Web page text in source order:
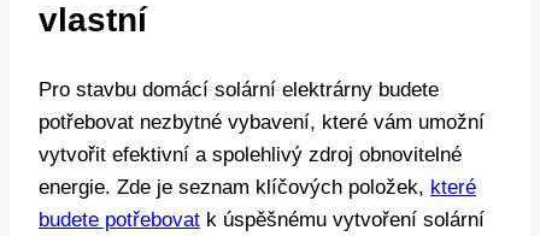
vlastní
Pro stavbu domácí solární elektrárny budete
potřebovat nezbytné vybavení, které vám umožní
vytvořit efektivní a spolehlivý zdroj obnovitelné
energie. Zde je seznam klíčových položek, které
budete potřebovat k úspěšnému vytvoření solární